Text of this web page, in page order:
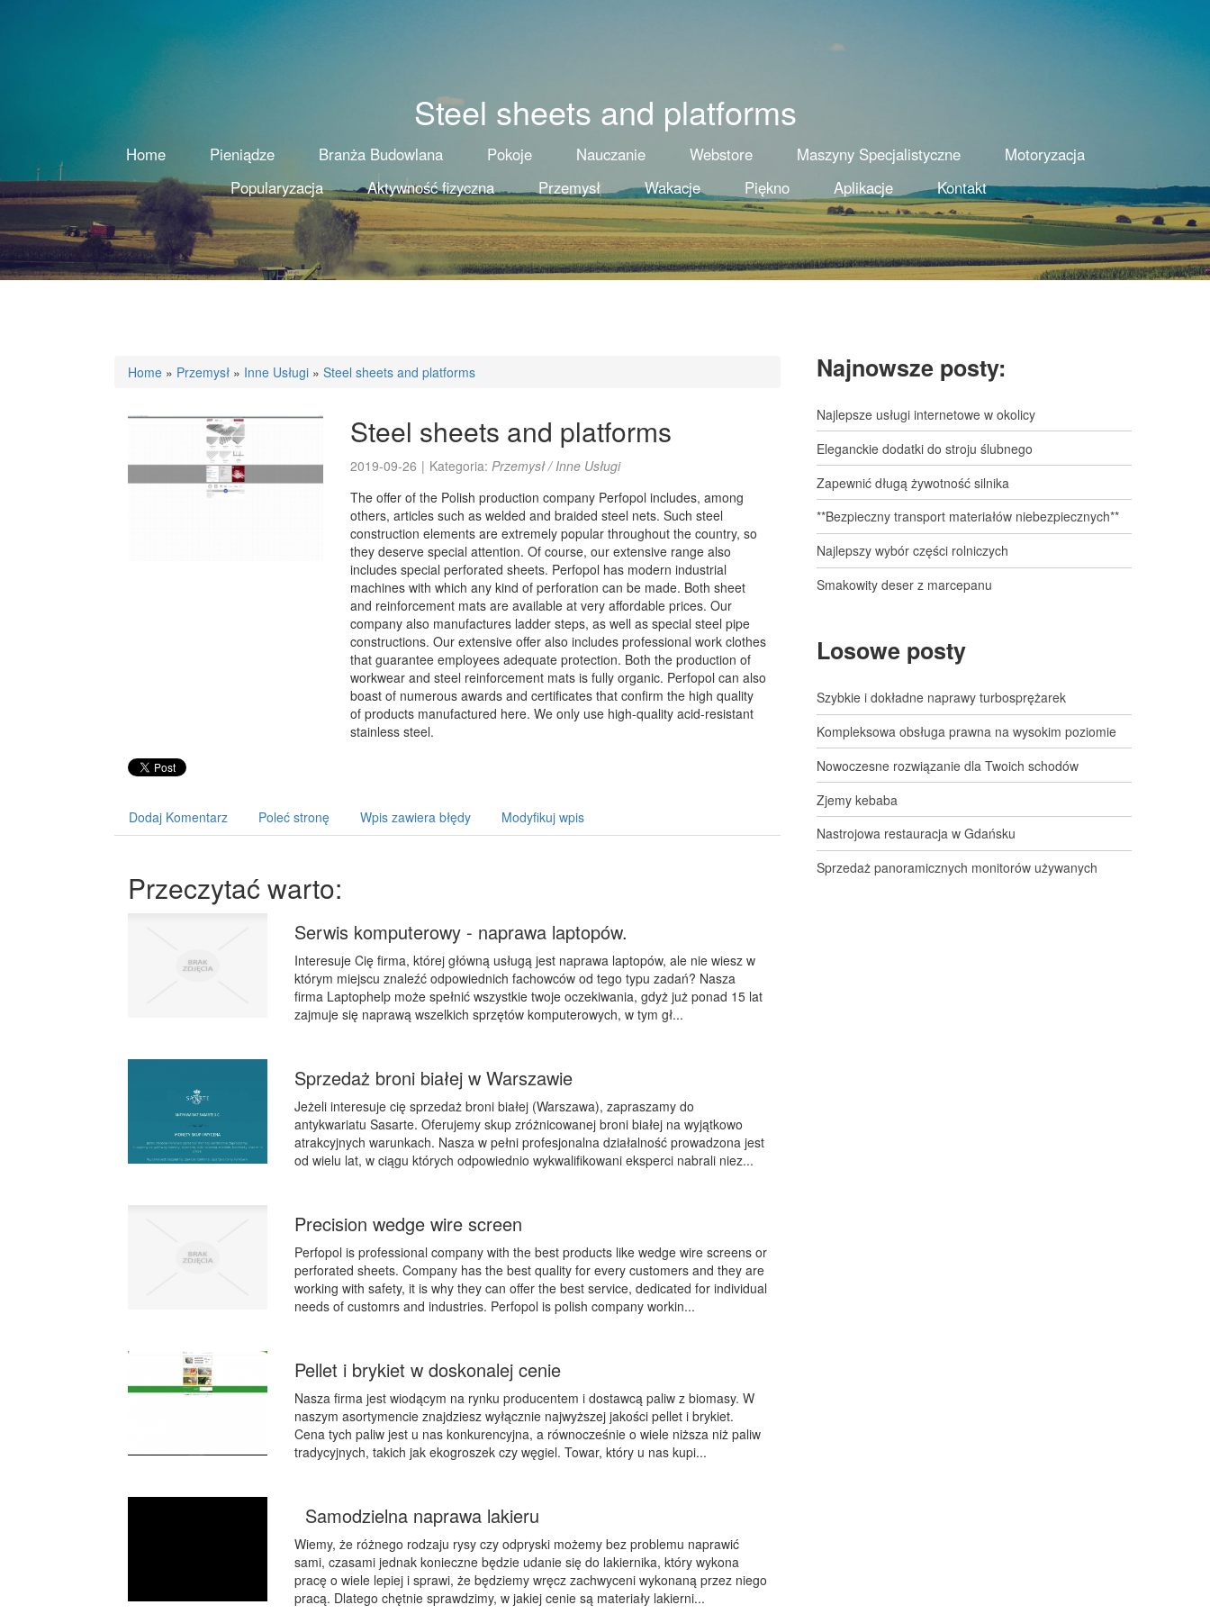
Steel sheets and platforms
Home Pieniądze Branża Budowlana Pokoje Nauczanie Webstore Maszyny Specjalistyczne
Motoryzacja
Popularyzacja
Aktywność fizyczna Przemysł Wakacje Piękno Aplikacje Kontakt
Home » Przemysł » Inne Usługi » Steel sheets and platforms
Steel sheets and platforms
2019-09-26 | Kategoria: Przemysł / Inne Usługi
The offer of the Polish production company Perfopol includes, among
others, articles such as welded and braided steel nets. Such steel
construction elements are extremely popular throughout the country, so
they deserve special attention. Of course, our extensive range also
includes special perforated sheets. Perfopol has modern industrial
machines with which any kind of perforation can be made. Both sheet
and reinforcement mats are available at very affordable prices. Our
company also manufactures ladder steps, as well as special steel pipe
constructions. Our extensive offer also includes professional work clothes
that guarantee employees adequate protection. Both the production of
workwear and steel reinforcement mats is fully organic. Perfopol can also
boast of numerous awards and certificates that confirm the high quality
of products manufactured here. We only use high-quality acid-resistant
stainless steel.
Dodaj Komentarz Poleć stronę Wpis zawiera błędy Modyfikuj wpis
Przeczytać warto:
Serwis komputerowy - naprawa laptopów.
Interesuje Cię firma, której główną usługą jest naprawa laptopów, ale nie wiesz w
którym miejscu znaleźć odpowiednich fachowców od tego typu zadań? Nasza
firma Laptophelp może spełnić wszystkie twoje oczekiwania, gdyż już ponad 15 lat
zajmuje się naprawą wszelkich sprzętów komputerowych, w tym gł...
Sprzedaż broni białej w Warszawie
Jeżeli interesuje cię sprzedaż broni białej (Warszawa), zapraszamy do
antykwariatu Sasarte. Oferujemy skup zróżnicowanej broni białej na wyjątkowo
atrakcyjnych warunkach. Nasza w pełni profesjonalna działalność prowadzona jest
od wielu lat, w ciągu których odpowiednio wykwalifikowani eksperci nabrali niez...
Precision wedge wire screen
Perfopol is professional company with the best products like wedge wire screens or
perforated sheets. Company has the best quality for every customers and they are
working with safety, it is why they can offer the best service, dedicated for individual
needs of customrs and industries. Perfopol is polish company workin...
Pellet i brykiet w doskonalej cenie
Nasza firma jest wiodącym na rynku producentem i dostawcą paliw z biomasy. W
naszym asortymencie znajdziesz wyłącznie najwyższej jakości pellet i brykiet.
Cena tych paliw jest u nas konkurencyjna, a równocześnie o wiele niższa niż paliw
tradycyjnych, takich jak ekogroszek czy węgiel. Towar, który u nas kupi...
Samodzielna naprawa lakieru
Wiemy, że różnego rodzaju rysy czy odpryski możemy bez problemu naprawić
sami, czasami jednak konieczne będzie udanie się do lakiernika, który wykona
pracę o wiele lepiej i sprawi, że będziemy wręcz zachwyceni wykonaną przez niego
pracą. Dlatego chętnie sprawdzimy, w jakiej cenie są materiały lakierni...
Najnowsze posty:
Najlepsze usługi internetowe w okolicy
Eleganckie dodatki do stroju ślubnego
Zapewnić długą żywotność silnika
**Bezpieczny transport materiałów niebezpiecznych**
Najlepszy wybór części rolniczych
Smakowity deser z marcepanu
Losowe posty
Szybkie i dokładne naprawy turbosprężarek
Kompleksowa obsługa prawna na wysokim poziomie
Nowoczesne rozwiązanie dla Twoich schodów
Zjemy kebaba
Nastrojowa restauracja w Gdańsku
Sprzedaż panoramicznych monitorów używanych